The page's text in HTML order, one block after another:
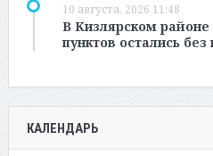
10 августа, 2026 11:48
В Кизлярском
пунктов остались без
КАЛЕНДАРЬ